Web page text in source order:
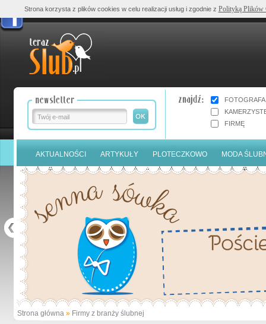
FOTOGRAFA
FIRMĘ
AKTUALNOŚCI ARTYKUŁY PLOTECZKOWO MODA
Strona główna » Firmy z branży ślubnej
Strona korzysta z plików cookies w celu realizacji usług i zgodnie z Polityką Plików